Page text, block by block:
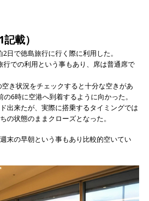
載）
日で徳島旅行に行く際に利用した。
行での利用という事もあり、席は普通席で
き状況をチェックすると十分な空きがあ
の6時に空港へ到着するように向かった。
出来たが、実際に搭乗するタイミングでは
の状態のままクローズとなった。
末の早朝という事もあり比較的空いてい